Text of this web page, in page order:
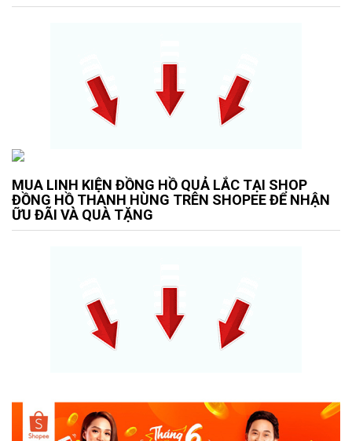
MUA LINH KIỆN ĐỒNG HỒ QUẢ LẮC TẠI SHOP
ĐỒNG HỒ THANH HÙNG TRÊN SHOPEE ĐỂ NHẬN
ỮU ĐÃI VÀ QUÀ TẶNG